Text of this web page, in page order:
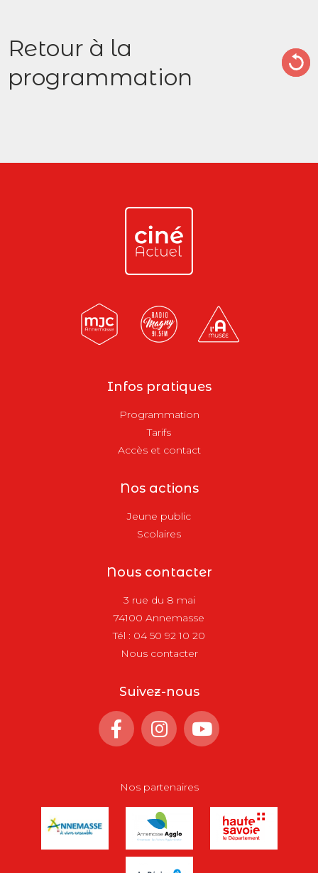
Retour à la
programmation
Infos pratiques
Programmation
Tarifs
Accès et contact
Nos actions
Jeune public
Scolaires
Nous contacter
3 rue du 8 mai
74100 Annemasse
Tél : 04 50 92 10 20
Nous contacter
Suivez-nous
Nos partenaires